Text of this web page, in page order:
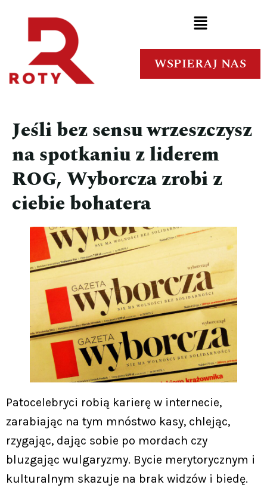
WSPIERAJ NAS
Jeśli bez sensu wrzeszczysz
na spotkaniu z liderem
ROG, Wyborcza zrobi z
ciebie bohatera
Patocelebryci robią karierę w internecie,
zarabiając na tym mnóstwo kasy, chlejąc,
rzygając, dając sobie po mordach czy
bluzgając wulgaryzmy. Bycie merytorycznym i
kulturalnym skazuje na brak widzów i biedę.